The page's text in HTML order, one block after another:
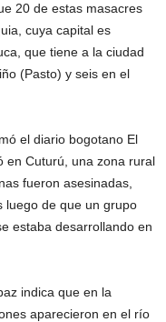
20 de estas masacres
cuya capital es
que tiene a la ciudad
(Pasto) y seis en el
el diario bogotano El
en Cuturú, una zona rural
fueron asesinadas,
luego de que un grupo
estaba desarrollando en
indica que en la
aparecieron en el río